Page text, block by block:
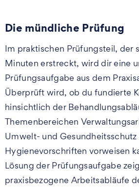
Die mündliche Prüfung
Im praktischen Prüfungsteil, der
Minuten erstreckt, wird dir eine
Prüfungsaufgabe aus dem
Überprüft wird, ob du fundierte
hinsichtlich der
Themenbereichen
Umwelt- und Gesundheitsschutz
Hygienevorschriften vorweisen
Lösung der Prüfungsaufgabe
praxisbezogene Arbeitsabläufe